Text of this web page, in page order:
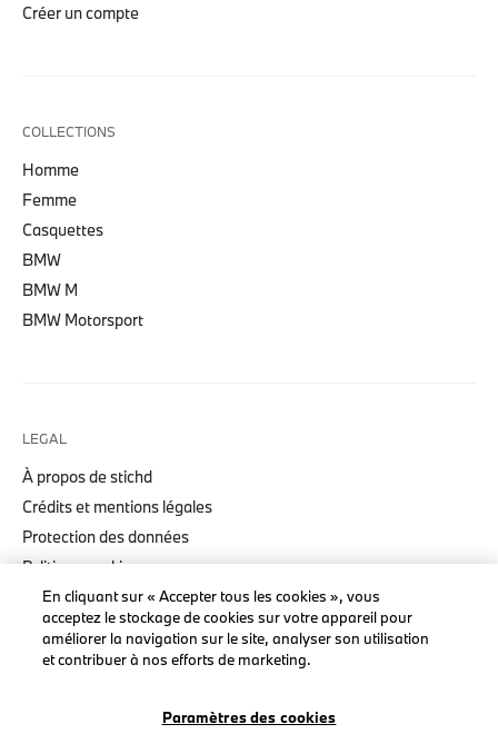
Créer un compte
COLLECTIONS
Homme
Femme
Casquettes
BMW
BMW M
BMW Motorsport
LEGAL
À propos de stichd
Crédits et mentions légales
Protection des données
Politique cookies
Accessibility Act
© stichd sportmerchandising B.V. Reg. No. 63490757
En cliquant sur « Accepter tous les cookies », vous
acceptez le stockage de cookies sur votre appareil pour
améliorer la navigation sur le site, analyser son utilisation
et contribuer à nos efforts de marketing.
Paramètres des cookies